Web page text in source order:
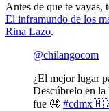
Antes de que te vayas,
El inframundo de los
Rina Lazo.
@chilangocom
¿El mejor lugar
Descúbrelo en
fue 🤤